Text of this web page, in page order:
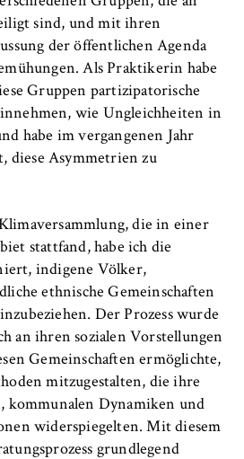
sind, und mit ihren
der öffentlichen Agenda
Als Praktikerin habe
Gruppen partizipatorische
wie Ungleichheiten in
habe im vergangenen Jahr
diese Asymmetrien zu
die in einer
stattfand, habe ich die
indigene Völker,
ethnische Gemeinschaften
Der Prozess wurde
an ihren sozialen Vorstellungen
Gemeinschaften ermöglichte,
mitzugestalten, die ihre
kommunalen Dynamiken und
widerspiegelten. Mit diesem
grundlegend